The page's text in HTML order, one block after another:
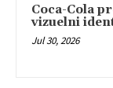
Coca-Cola
vizuelni
Jul 30, 2026